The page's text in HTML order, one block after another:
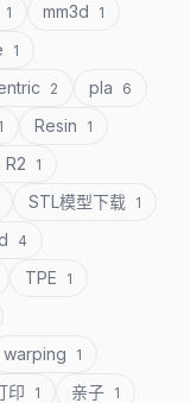
1 mm3d 1
1
2 pla 6
1 Resin 1
R2 1
STL模型下载 1
4
TPE 1
warping 1
印 1 亲子 1